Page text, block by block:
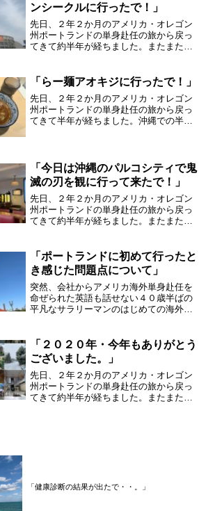
ンシークルに行ったで！」
先日、２年２か月のアメリカ・オレゴン
州ポートランドの単身赴任の旅から戻っ
てきて約半年が経ちました。またまた単
で兄ちゃんと会った話です。
「らー麺アオキジに行ったで！」
先日、２年２か月のアメリカ・オレゴン
州ポートランドの単身赴任の旅から戻っ
てきて半年が経ちました。沖縄での半年
「今日は沖縄のパルコシティで鬼
滅の刃を観に行って来たで！」
先日、２年２か月のアメリカ・オレゴン
州ポートランドの単身赴任の旅から戻っ
てきて約半年が経ちました。またまた単
す。
「ポートランドに初めて行ったと
き感じた問題点について」
突然、会社からアメリカ海外単身赴任を
命ぜられた英語も話せない４０歳半ばの
平凡なサラリーマンのはじめての海外生
た話です。
「２０２０年・今年もありがとう
ございました。」
先日、２年２か月のアメリカ・オレゴン
州ポートランドの単身赴任の旅から戻っ
てきて約半年が経ちました。またまた単
「健康診断の結果が出たで・・。」